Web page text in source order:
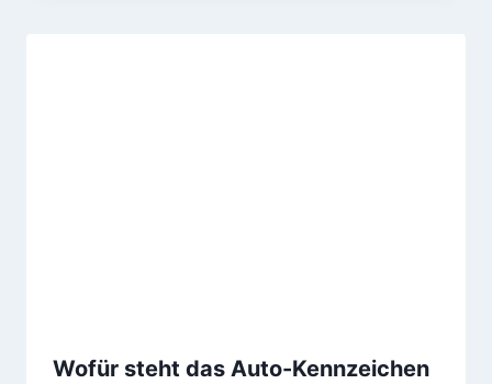
Wofür steht das Auto-Kennzeichen